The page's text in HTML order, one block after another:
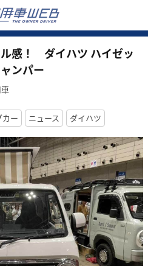
感！ ダイハツ ハイゼッ
ンパー
カー ニュース ダイハツ